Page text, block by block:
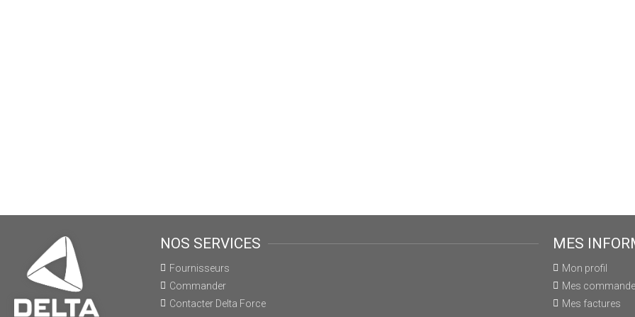
NOS SERVICES
Fournisseurs
Commander
Contacter Delta Force
MES
Mon profil
Mes
Mes factures